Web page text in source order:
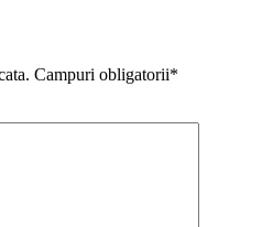
Campuri obligatorii*